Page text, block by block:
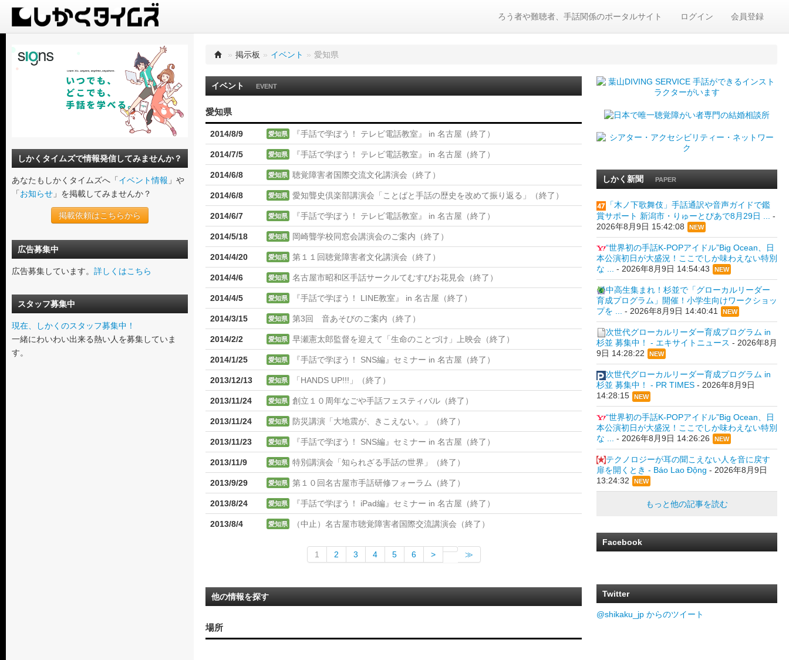
ログイン 会員登録
ろう者や難聴者、手話関係のポータルサイト
しかくタイムズで情報発信してみませんか？
あなたもしかくタイムズへ「イベント情報 」や
「お知らせ 」を掲載してみませんか？
掲載依頼はこちらから
広告募集中
広告募集しています。 詳しくはこちら
スタッフ募集中
現在、しかくのスタッフ募集中！
一緒にわいわい出来る熱い人を募集していま
す。
» 掲示板 » イベント » 愛知県
イベント EVENT
愛知県
2014/8/9 愛知県 『手話で学ぼう！ テレビ電話教室』 in 名古屋（終了）
2014/7/5 愛知県 『手話で学ぼう！ テレビ電話教室』 in 名古屋（終了）
2014/6/8 愛知県 聴覚障害者国際交流文化講演会（終了）
2014/6/8 愛知県 愛知聾史倶楽部講演会「ことばと手話の歴史を改めて振り返る」（終了）
2014/6/7 愛知県 『手話で学ぼう！ テレビ電話教室』 in 名古屋（終了）
2014/5/18 愛知県 岡崎聾学校同窓会講演会のご案内（終了）
2014/4/20 愛知県 第１１回聴覚障害者文化講演会（終了）
2014/4/6 愛知県 名古屋市昭和区手話サークルてむすびお花見会（終了）
2014/4/5 愛知県 『手話で学ぼう！ LINE教室』 in 名古屋（終了）
2014/3/15 愛知県 第3回 音あそびのご案内（終了）
2014/2/2 愛知県 早瀬憲太郎監督を迎えて「生命のことづけ」上映会（終了）
2014/1/25 愛知県 『手話で学ぼう！ SNS編』セミナー in 名古屋（終了）
2013/12/13 愛知県 「HANDS UP!!!」（終了）
2013/11/24 愛知県 創立１０周年なごや手話フェスティバル（終了）
2013/11/24 愛知県 防災講演「大地震が、きこえない。」（終了）
2013/11/23 愛知県 『手話で学ぼう！ SNS編』セミナー in 名古屋（終了）
2013/11/9 愛知県 特別講演会「知られざる手話の世界」（終了）
2013/9/29 愛知県 第１０回名古屋市手話研修フォーラム（終了）
2013/8/24 愛知県 『手話で学ぼう！ iPad編』セミナー in 名古屋（終了）
2013/8/4 愛知県 （中止）名古屋市聴覚障害者国際交流講演会（終了）
1 2 3 4 5 6 > ≫
他の情報を探す
場所
しかく新聞 PAPER
「木ノ下歌舞伎」手話通訳や音声ガイドで鑑
賞サポート 新潟市・りゅーとぴあで8月29日 ...
-
2026年8月9日 15:42:08
NEW
“世界初の手話K-POPアイドル”Big Ocean、日
本公演初日が大盛況！ここでしか味わえない特別
な ...
- 2026年8月9日 14:54:43 NEW
中高生集まれ！杉並で「グローカルリーダー
育成プログラム」開催！小学生向けワークショッ
プを ...
- 2026年8月9日 14:40:41 NEW
次世代グローカルリーダー育成プログラム in
杉並 募集中！ - エキサイトニュース - 2026年8月
9日 14:28:22
NEW
次世代グローカルリーダー育成プログラム in
杉並 募集中！ - PR TIMES- 2026年8月9日
14:28:15
NEW
“世界初の手話K-POPアイドル”Big Ocean、日
本公演初日が大盛況！ここでしか味わえない特別
な ...
- 2026年8月9日 14:26:26 NEW
テクノロジーが耳の聞こえない人を音に戻す
扉を開くとき - Báo Lao Động - 2026年8月9日
13:24:32
NEW
もっと他の記事を読む
Facebook
Twitter
@shikaku_jp からのツイート